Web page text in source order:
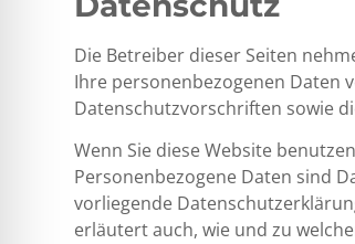
Die Betreiber dieser Seiten
Ihre personenbezogenen Daten
Datenschutzvorschriften sowie
Wenn Sie diese Website
Personenbezogene Daten sind
vorliegende
erläutert auch, wie und zu